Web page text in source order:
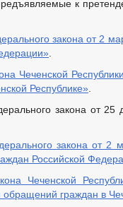
к
закона от 2
Чеченской
Республике»
закона от
закона от
Российской
Чеченской
обращений граждан в